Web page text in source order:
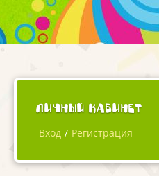
Личный кабинет
Вход / Регистрация